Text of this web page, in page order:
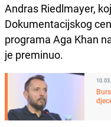
Andras Riedlmayer,
Dokumentacijskog
programa Aga Khan
je preminuo.